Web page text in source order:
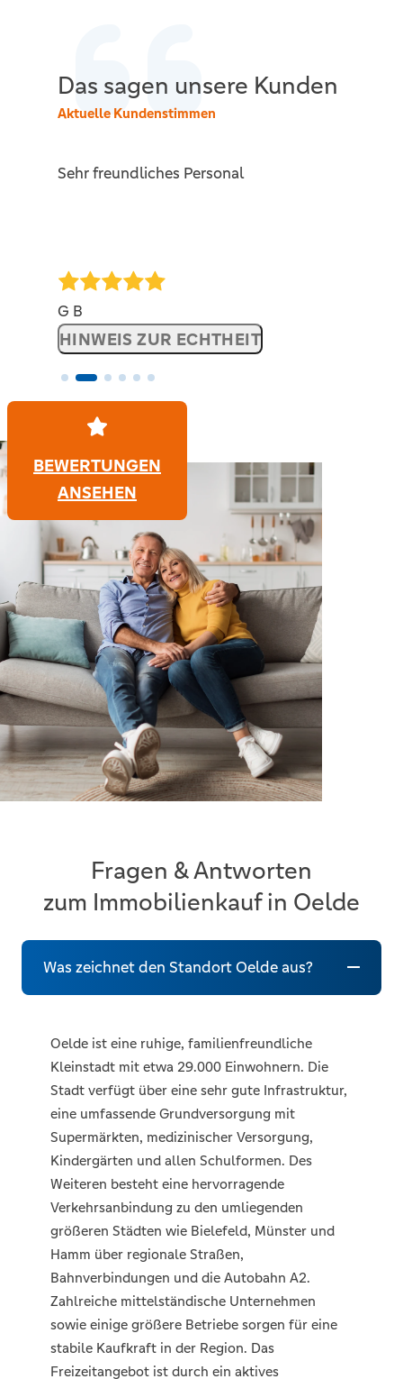
Das sagen unsere Kunden
Aktuelle Kundenstimmen
Sehr freundliches Personal
G B
HINWEIS ZUR ECHTHEIT
BEWERTUNGEN
ANSEHEN
Fragen & Antworten
zum Immobilienkauf in Oelde
Was zeichnet den Standort Oelde aus?
Oelde ist eine ruhige, familienfreundliche
Kleinstadt mit etwa 29.000 Einwohnern. Die
Stadt verfügt über eine sehr gute Infrastruktur,
eine umfassende Grundversorgung mit
Supermärkten, medizinischer Versorgung,
Kindergärten und allen Schulformen. Des
Weiteren besteht eine hervorragende
Verkehrsanbindung zu den umliegenden
größeren Städten wie Bielefeld, Münster und
Hamm über regionale Straßen,
Bahnverbindungen und die Autobahn A2.
Zahlreiche mittelständische Unternehmen
sowie einige größere Betriebe sorgen für eine
stabile Kaufkraft in der Region. Das
Freizeitangebot ist durch ein aktives